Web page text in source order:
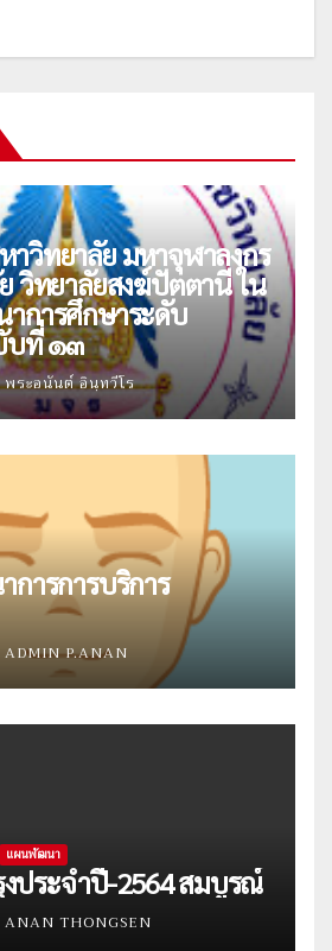
วิทยาลัย มหาจุฬาลงกร
วิทยาลัยสงฆ์ปัตตานี ใน
การศึกษาระดับ
บที่ ๑๓
พระอนันต์ อินฺทวีโร
ารการบริการ
ADMIN P.ANAN
แผนพัฒนา
ประจำปี-2564 สมบูรณ์
ANAN THONGSEN